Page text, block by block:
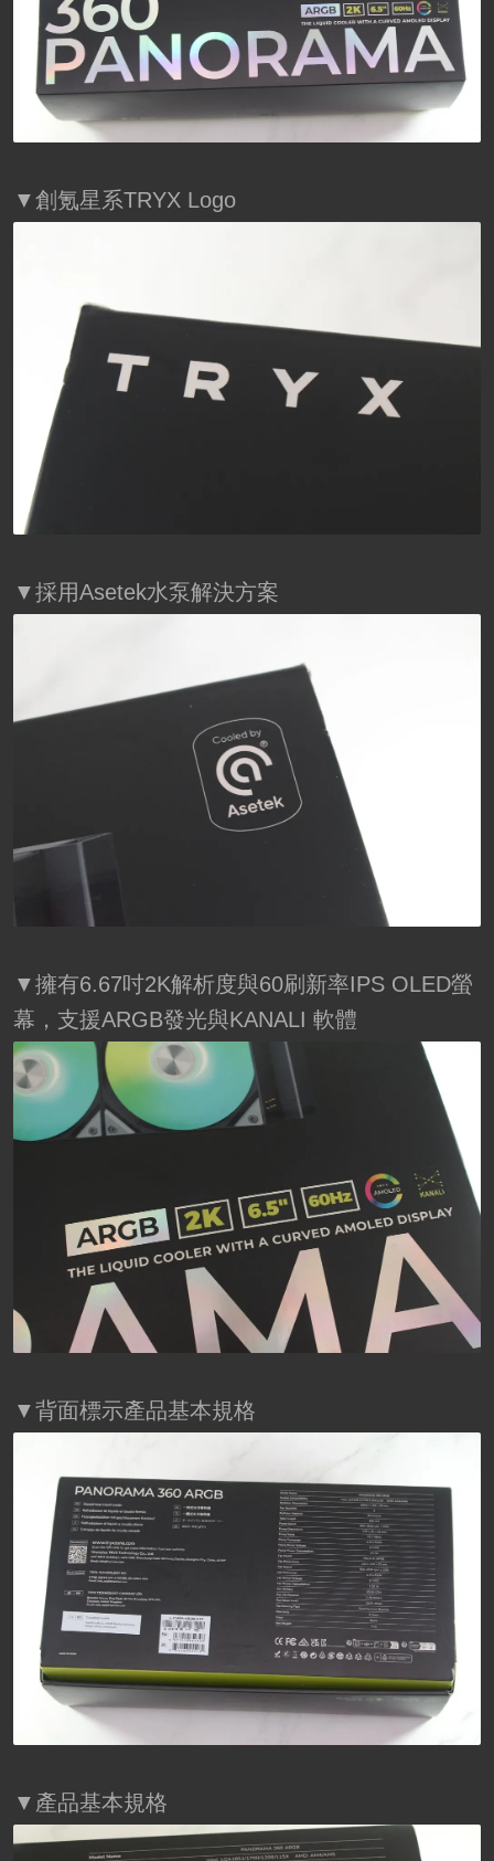
▼創氪星系TRYX Logo
▼採用Asetek水泵解決方案
▼擁有6.67吋2K解析度與60刷新率IPS OLED螢
幕，支援ARGB發光與KANALI 軟體
▼背面標示產品基本規格
▼產品基本規格